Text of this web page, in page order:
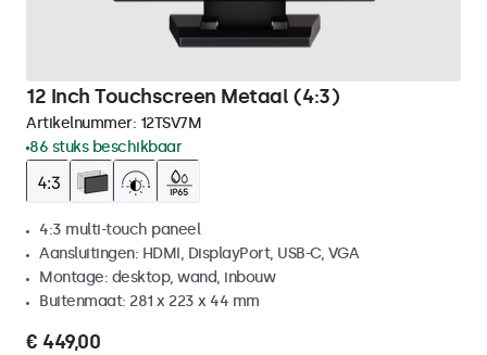
12 Inch Touchscreen Metaal (4:3)
Artikelnummer: 12TSV7M
86 stuks beschikbaar
4:3 multi-touch paneel
Aansluitingen: HDMI, DisplayPort, USB-C, VGA
Montage: desktop, wand, inbouw
Buitenmaat: 281 x 223 x 44 mm
€ 449,00